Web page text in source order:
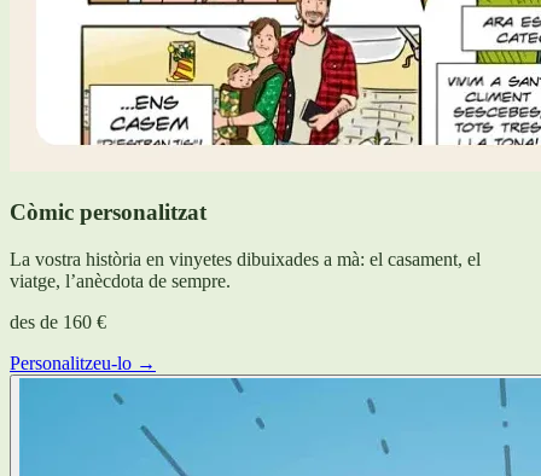
Còmic personalitzat
La vostra història en vinyetes dibuixades a mà: el casament, el
viatge, l’anècdota de sempre.
des de 160 €
Personalitzeu-lo →